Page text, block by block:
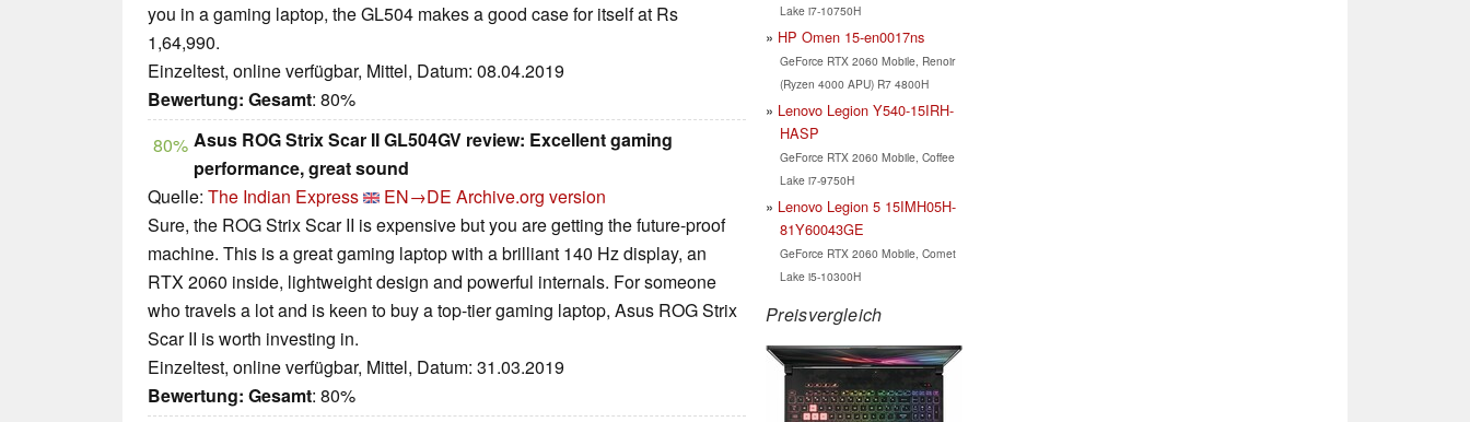
you in a gaming laptop, the GL504 makes a good case for itself at Rs
1,64,990.
Einzeltest, online verfügbar, Mittel, Datum: 08.04.2019
Bewertung: Gesamt: 80%
80% Asus ROG Strix Scar II GL504GV review: Excellent gaming
performance, great sound
Quelle: The Indian Express EN→DE Archive.org version
Sure, the ROG Strix Scar II is expensive but you are getting the future-proof
machine. This is a great gaming laptop with a brilliant 140 Hz display, an
RTX 2060 inside, lightweight design and powerful internals. For someone
who travels a lot and is keen to buy a top-tier gaming laptop, Asus ROG Strix
Scar II is worth investing in.
Einzeltest, online verfügbar, Mittel, Datum: 31.03.2019
Bewertung: Gesamt: 80%
Lake i7-10750H
HP Omen 15-en0017ns
GeForce RTX 2060 Mobile, Renoir
(Ryzen 4000 APU) R7 4800H
Lenovo Legion Y540-15IRH-
HASP
GeForce RTX 2060 Mobile, Coffee
Lake i7-9750H
Lenovo Legion 5 15IMH05H-
81Y60043GE
GeForce RTX 2060 Mobile, Comet
Lake i5-10300H
Preisvergleich